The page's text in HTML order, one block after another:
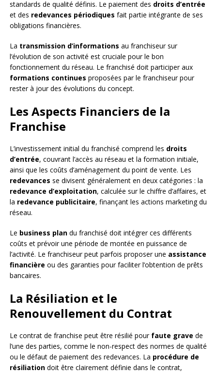
standards de qualité définis. Le paiement des droits d’entrée
et des redevances périodiques fait partie intégrante de ses
obligations financières.
La transmission d’informations au franchiseur sur
l’évolution de son activité est cruciale pour le bon
fonctionnement du réseau. Le franchisé doit participer aux
formations continues proposées par le franchiseur pour
rester à jour des évolutions du concept.
Les Aspects Financiers de la
Franchise
L’investissement initial du franchisé comprend les droits
d’entrée, couvrant l’accès au réseau et la formation initiale,
ainsi que les coûts d’aménagement du point de vente. Les
redevances se divisent généralement en deux catégories : la
redevance d’exploitation, calculée sur le chiffre d’affaires, et
la redevance publicitaire, finançant les actions marketing du
réseau.
Le business plan du franchisé doit intégrer ces différents
coûts et prévoir une période de montée en puissance de
l’activité. Le franchiseur peut parfois proposer une assistance
financière ou des garanties pour faciliter l’obtention de prêts
bancaires.
La Résiliation et le
Renouvellement du Contrat
Le contrat de franchise peut être résilié pour faute grave de
l’une des parties, comme le non-respect des normes de qualité
ou le défaut de paiement des redevances. La procédure de
résiliation doit être clairement définie dans le contrat,